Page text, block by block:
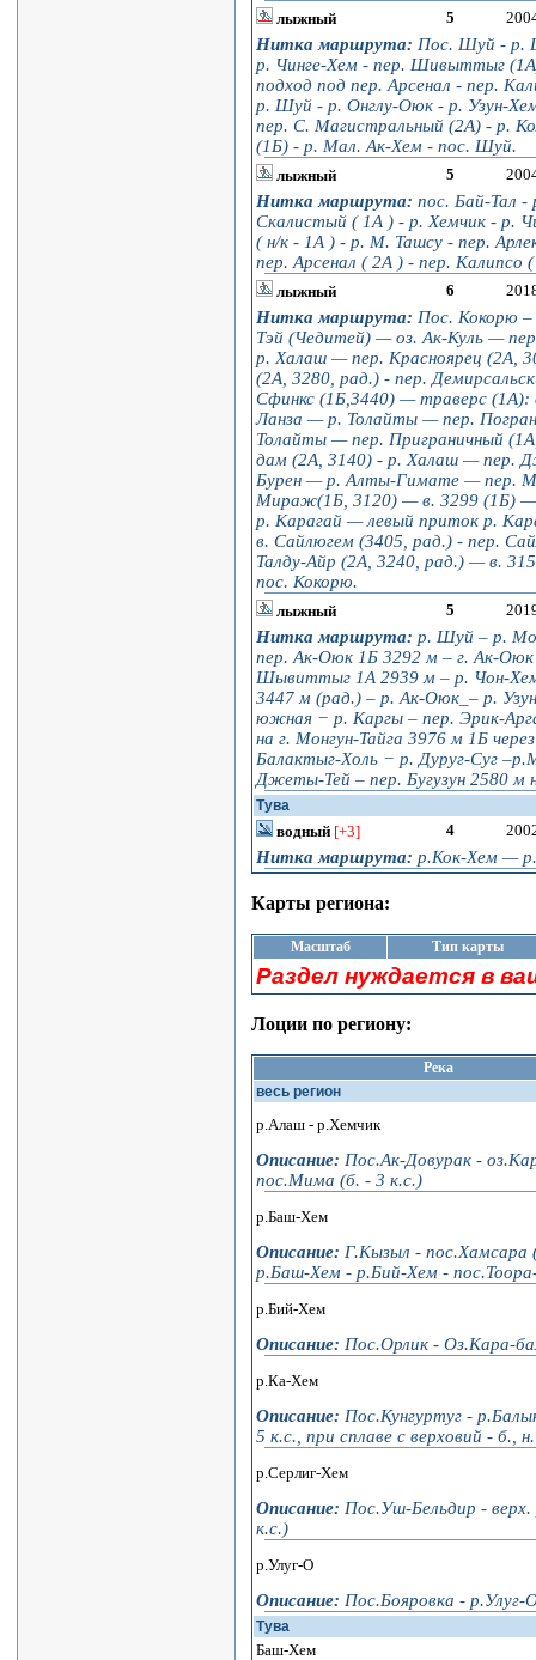
лыжный 5
Нитка маршрута: Пос. Шуй - р.
р. Чинге-Хем - пер. Шивыттыг
подход под пер. Арсенал - пер.
р. Шуй - р. Онглу-Оюк - р. Узун-
пер. С. Магистральный (2А) - р.
(1Б) - р. Мал. Ак-Хем - пос. Шуй.
лыжный 5
Нитка маршрута: пос. Бай-Тал -
Скалистый ( 1А ) - р. Хемчик - р.
( н/к - 1А ) - р. М. Ташсу - пер.
пер. Арсенал ( 2А ) - пер.
лыжный 6
Нитка маршрута: Пос. Кокорю –
Тэй (Чедитей) — оз. Ак-Куль —
р. Халаш — пер. Красноярец (2А,
(2А, 3280, рад.) - пер.
Сфинкс (1Б,3440) — траверс (1А):
Ланза — р. Толайты — пер.
Толайты — пер. Приграничный
дам (2А, 3140) - р. Халаш — пер.
Бурен — р. Алты-Гимате — пер.
Мираж(1Б, 3120) — в. 3299 (1Б)
р. Карагай — левый приток р.
в. Сайлюгем (3405, рад.) - пер.
Талду-Айр (2А, 3240, рад.) — в.
пос. Кокорю.
лыжный 5
Нитка маршрута: р. Шуй – р.
пер. Ак-Оюк 1Б 3292 м – г. Ак-
Шывиттыг 1А 2939 м – р. Чон-
3447 м (рад.) – р. Ак-Оюк_– р.
южная − р. Каргы – пер. Эрик-
на г. Монгун-Тайга 3976 м 1Б
Балактыг-Холь − р. Дуруг-Суг
Джеты-Тей – пер. Бугузун 2580 м
Тува
водный [+3] 4
Нитка маршрута: р.Кок-Хем —
Карты региона:
Масштаб Тип карты
Раздел нуждается в
Лоции по региону:
Река
весь регион
р.Алаш - р.Хемчик
Описание: Пос.Ак-Довурак -
пос.Мима (б. - 3 к.с.)
р.Баш-Хем
Описание: Г.Кызыл - пос.Хамсара
р.Баш-Хем - р.Бий-Хем -
р.Бий-Хем
Описание: Пос.Орлик - Оз.Кара-
р.Ка-Хем
Описание: Пос.Кунгуртуг -
5 к.с., при сплаве с верховий - б.,
р.Серлиг-Хем
Описание: Пос.Уш-Бельдир -
к.с.)
р.Улуг-О
Описание: Пос.Бояровка -
Тува
Баш-Хем